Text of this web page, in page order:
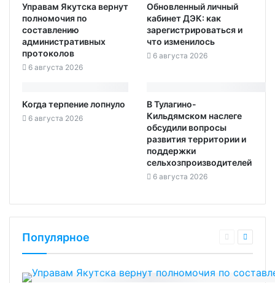
Управам Якутска вернут
полномочия по
составлению
административных
протоколов
6 августа 2026
Обновленный личный
кабинет ДЭК: как
зарегистрироваться и
что изменилось
6 августа 2026
Когда терпение лопнуло
6 августа 2026
В Тулагино-
Кильдямском наслеге
обсудили вопросы
развития территории и
поддержки
сельхозпроизводителей
6 августа 2026
Популярное